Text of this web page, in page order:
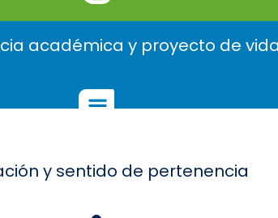
académica y proyecto de
y sentido de pertenencia